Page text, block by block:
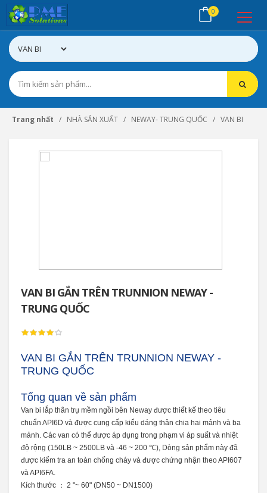
0
Trang nhất NHÀ SẢN XUẤT NEWAY- TRUNG QUỐC VAN BI
VAN BI GẮN TRÊN TRUNNION NEWAY -
TRUNG QUỐC
VAN BI GẮN TRÊN TRUNNION NEWAY -
TRUNG QUỐC
Tổng quan về sản phẩm
Van bi lắp thân trụ mềm ngồi bên Neway được thiết kế theo tiêu
chuẩn API6D và được cung cấp kiểu dáng thân chia hai mảnh và ba
mảnh. Các van có thể được áp dụng trong phạm vi áp suất và nhiệt
độ rộng (150LB ~ 2500LB và -46 ~ 200 ℃), Dòng sản phẩm này đã
được kiểm tra an toàn chống cháy và được chứng nhận theo API607
và API6FA.
Kích thước ： 2 "~ 60" (DN50 ~ DN1500)